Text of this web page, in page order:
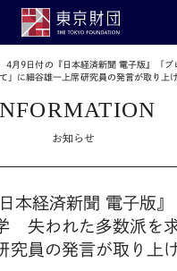
4月9日付の『日本経済新聞 電子版』「ブ
に細谷雄一上席研究員の発言が取り上
お知らせ
本経済新聞 電子版
失われた多数派を
究員の発言が取り上